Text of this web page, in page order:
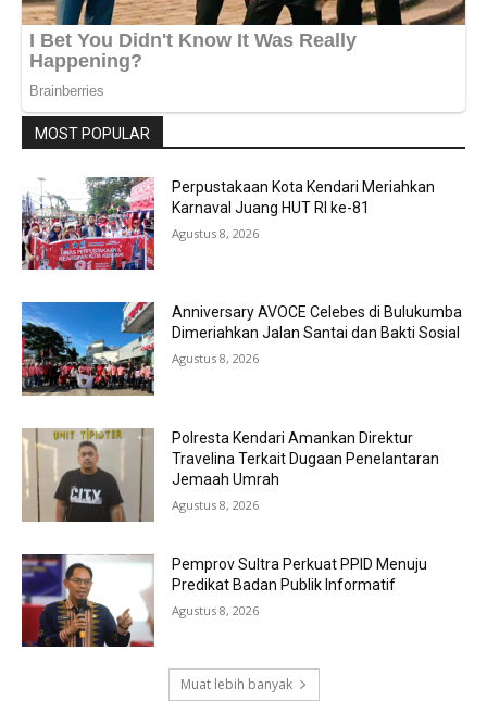
MOST POPULAR
Perpustakaan Kota Kendari Meriahkan
Karnaval Juang HUT RI ke-81
Agustus 8, 2026
Anniversary AVOCE Celebes di Bulukumba
Dimeriahkan Jalan Santai dan Bakti Sosial
Agustus 8, 2026
Polresta Kendari Amankan Direktur
Travelina Terkait Dugaan Penelantaran
Jemaah Umrah
Agustus 8, 2026
Pemprov Sultra Perkuat PPID Menuju
Predikat Badan Publik Informatif
Agustus 8, 2026
Muat lebih banyak